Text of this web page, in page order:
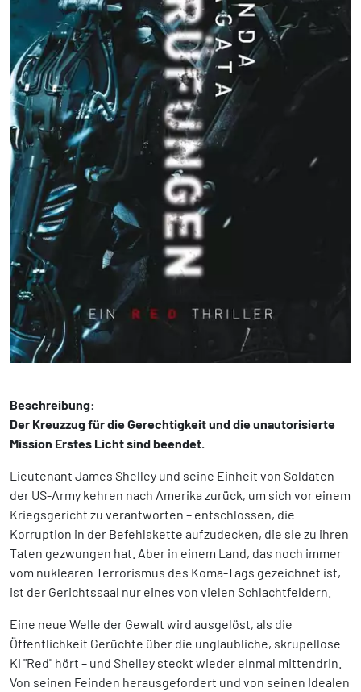
Beschreibung:
Der Kreuzzug für die Gerechtigkeit und die unautorisierte
Mission Erstes Licht sind beendet.
Lieutenant James Shelley und seine Einheit von Soldaten
der US-Army kehren nach Amerika zurück, um sich vor einem
Kriegsgericht zu verantworten – entschlossen, die
Korruption in der Befehlskette aufzudecken, die sie zu ihren
Taten gezwungen hat. Aber in einem Land, das noch immer
vom nuklearen Terrorismus des Koma-Tags gezeichnet ist,
ist der Gerichtssaal nur eines von vielen Schlachtfeldern.
Eine neue Welle der Gewalt wird ausgelöst, als die
Öffentlichkeit Gerüchte über die unglaubliche, skrupellose
KI "Red" hört – und Shelley steckt wieder einmal mittendrin.
Von seinen Feinden herausgefordert und von seinen Idealen